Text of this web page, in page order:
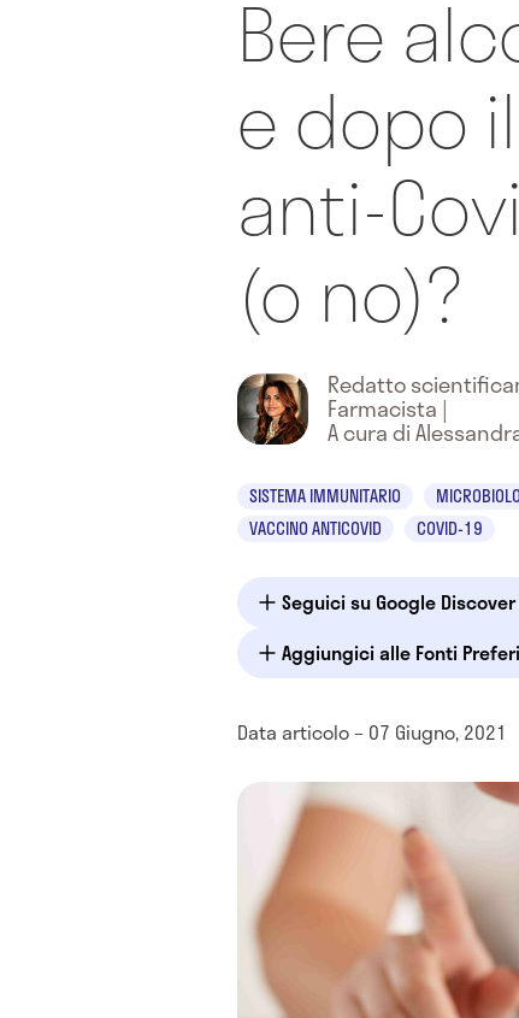
Bere
e dopo
anti-
(o no)?
Redatto
Farmacista |
A cura di
SISTEMA IMMUNITARIO
VACCINO ANTICOVID
COVID-19
Seguici su Google Discover
Aggiungici alle Fonti
Data articolo – 07 Giugno, 2021